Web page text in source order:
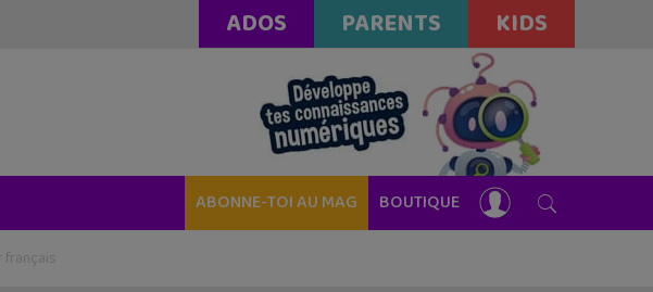
ADOS PARENTS KIDS
ABONNE-TOI AU MAG BOUTIQUE